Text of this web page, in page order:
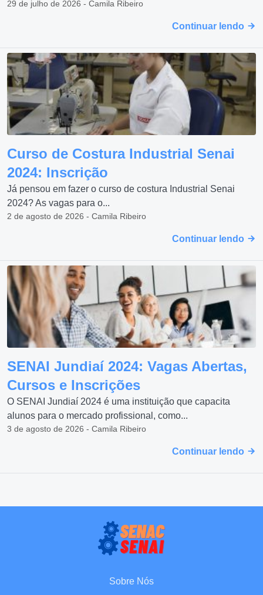
29 de julho de 2026 - Camila Ribeiro
Continuar lendo
Curso de Costura Industrial Senai
2024: Inscrição
Já pensou em fazer o curso de costura Industrial Senai
2024? As vagas para o...
2 de agosto de 2026 - Camila Ribeiro
Continuar lendo
SENAI Jundiaí 2024: Vagas Abertas,
Cursos e Inscrições
O SENAI Jundiaí 2024 é uma instituição que capacita
alunos para o mercado profissional, como...
3 de agosto de 2026 - Camila Ribeiro
Continuar lendo
Sobre Nós